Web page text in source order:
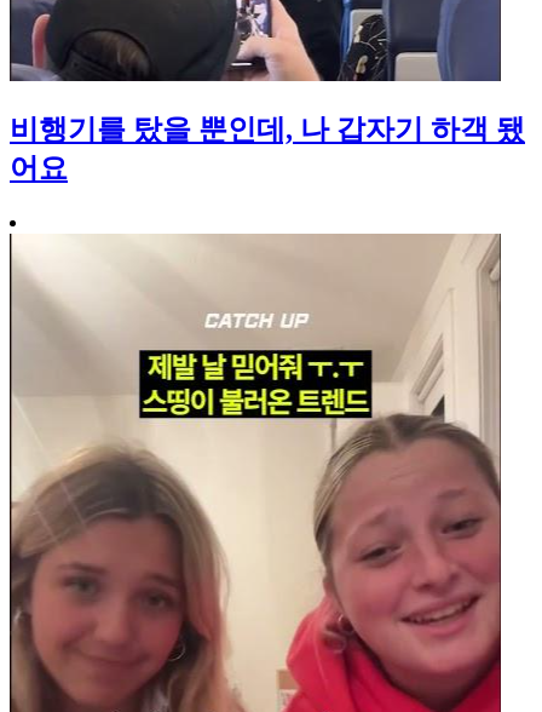
비행기를 탔을 뿐인데, 나 갑자기 하객 됐
어요